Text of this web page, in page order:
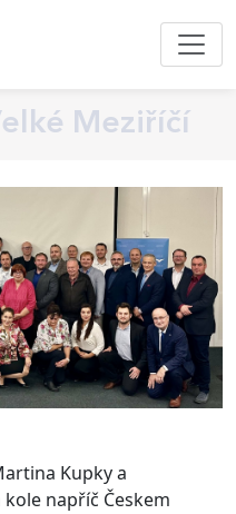
Meziříčí
Kupky a
napříč Českem